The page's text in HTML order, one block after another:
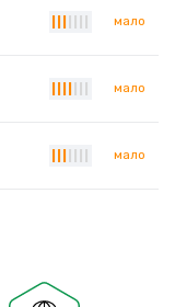
мало
мало
мало